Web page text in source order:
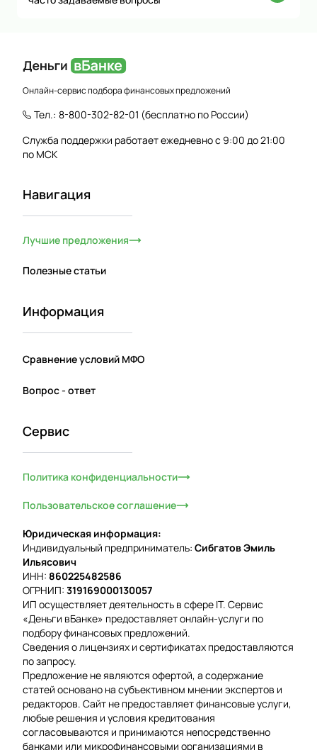
Онлайн-сервис подбора финансовых предложений
Тел.: 8-800-302-82-01 (бесплатно по России)
Служба поддержки работает ежедневно с 9:00 до 21:00
по МСК
Навигация
Лучшие предложения
Полезные статьи
Информация
Сравнение условий МФО
Вопрос - ответ
Сервис
Политика конфиденциальности
Пользовательское соглашение
Юридическая информация:
Индивидуальный предприниматель: Сибгатов Эмиль
Ильясович
ИНН: 860225482586
ОГРНИП: 319169000130057
ИП осуществляет деятельность в сфере IT. Сервис
«Деньги вБанке» предоставляет онлайн-услуги по
подбору финансовых предложений.
Сведения о лицензиях и сертификатах предоставляются
по запросу.
Предложение не являются офертой, а содержание
статей основано на субъективном мнении экспертов и
редакторов. Сайт не предоставляет финансовые услуги,
любые решения и условия кредитования
согласовываются и принимаются непосредственно
банками или микрофинансовыми организациями в